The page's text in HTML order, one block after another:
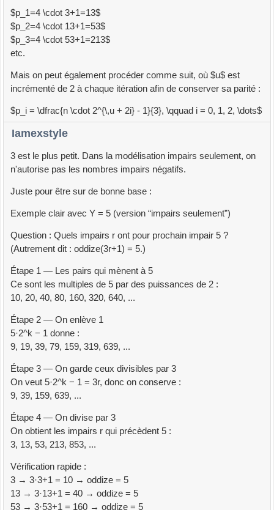
$p_1=4 \cdot 3+1=13$
$p_2=4 \cdot 13+1=53$
$p_3=4 \cdot 53+1=213$
etc.
Mais on peut également procéder comme suit, où $u$ est
incrémenté de 2 à chaque itération afin de conserver sa parité :
$p_i = \dfrac{n \cdot 2^{\,u + 2i} - 1}{3}, \qquad i = 0, 1, 2, \dots$
Iamexstyle
3 est le plus petit. Dans la modélisation impairs seulement, on
n'autorise pas les nombres impairs négatifs.
Juste pour être sur de bonne base :
Exemple clair avec Y = 5 (version “impairs seulement”)
Question : Quels impairs r ont pour prochain impair 5 ?
(Autrement dit : oddize(3r+1) = 5.)
Étape 1 — Les pairs qui mènent à 5
Ce sont les multiples de 5 par des puissances de 2 :
10, 20, 40, 80, 160, 320, 640, ...
Étape 2 — On enlève 1
5·2^k − 1 donne :
9, 19, 39, 79, 159, 319, 639, ...
Étape 3 — On garde ceux divisibles par 3
On veut 5·2^k − 1 = 3r, donc on conserve :
9, 39, 159, 639, ...
Étape 4 — On divise par 3
On obtient les impairs r qui précèdent 5 :
3, 13, 53, 213, 853, ...
Vérification rapide :
3 → 3·3+1 = 10 → oddize = 5
13 → 3·13+1 = 40 → oddize = 5
53 → 3·53+1 = 160 → oddize = 5